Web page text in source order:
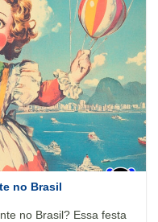
no Brasil
no Brasil? Essa festa